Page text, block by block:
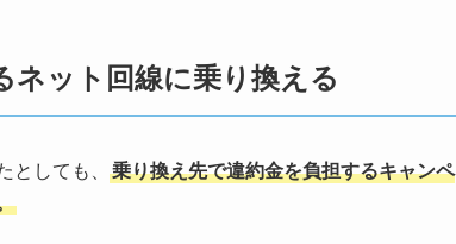
ネット回線に乗り換える
としても、
乗り換え先で違約金を負担するキャンペ